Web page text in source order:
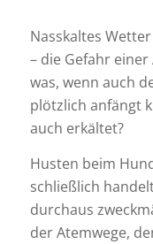
Nasskaltes
– die Gefahr
was, wenn auch
plötzlich anfängt
auch erkältet?
Husten beim
schließlich
durchaus
der Atemwege,